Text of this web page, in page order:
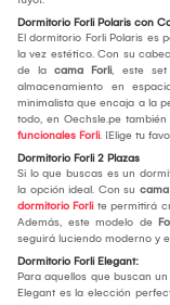
Dormitorio Forli Polaris con
El dormitorio Forli Polaris es
la vez estético. Con su
de la cama Forli, este set
almacenamiento en
minimalista que encaja a la
todo, en Oechsle.pe
funcionales Forli. ¡Elige tu
Dormitorio Forli 2 Plazas
Si lo que buscas es un
la opción ideal. Con su cama
dormitorio Forlite permitirá
Además, este modelo de
seguirá luciendo moderno y
Dormitorio Forli Elegant:
Para aquellos que buscan
Elegant es la elección